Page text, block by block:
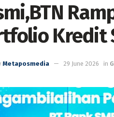
Kredit
Metaposmedia 29 June 2026 in